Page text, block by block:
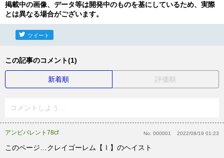
掲載中の画像、データ等は開発中のものを基にしているため、実際
とは異なる場合がございます。
ツイート
この記事のコメント(1)
新着順 評価順
コメントしよう...
アンビバレント78cf No: 000001 2022/08/19 01:23
このページ…クレイゴーレム【Ⅰ】のヘイスト